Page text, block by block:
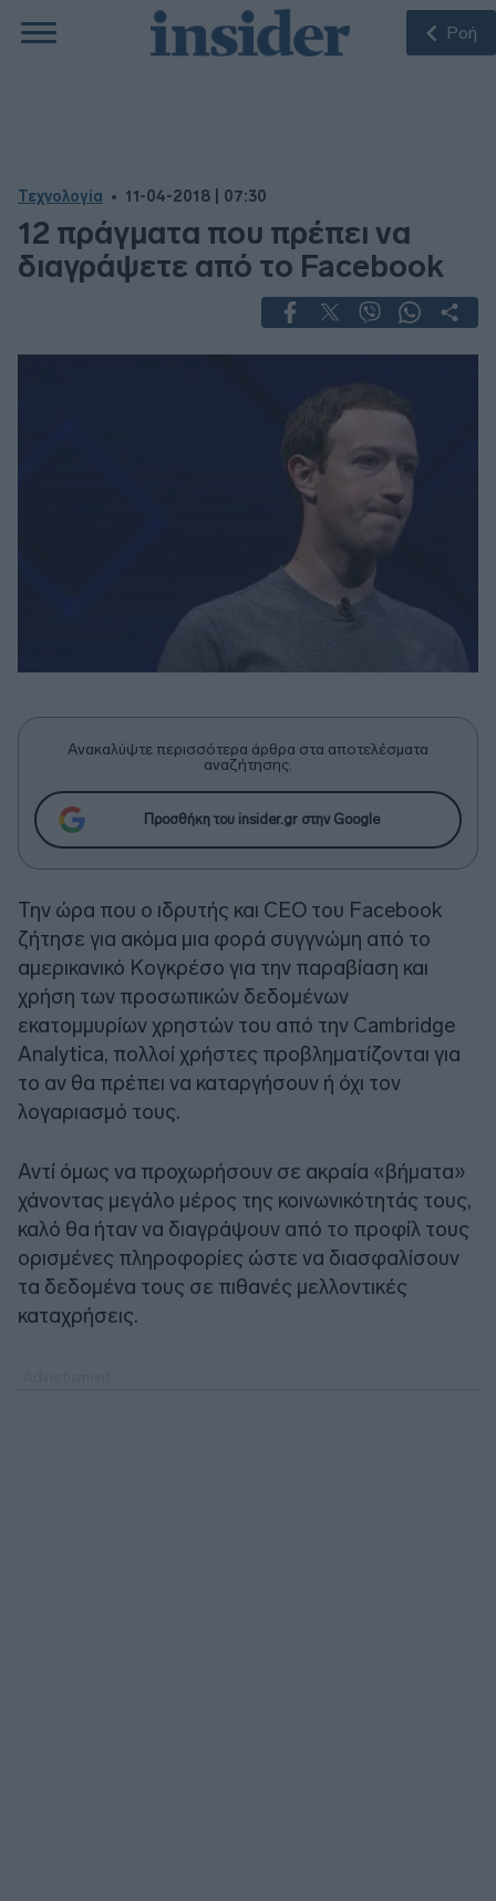
Ροή
Τεχνολογία 11-04-2018 | 07:30
12 πράγματα που πρέπει να
διαγράψετε από το Facebook
Ανακαλύψτε περισσότερα άρθρα στα αποτελέσματα
αναζήτησης.
Προσθήκη του insider.gr στην Google
Την ώρα που ο ιδρυτής και CEO του Facebook
ζήτησε για ακόμα μια φορά συγγνώμη από το
αμερικανικό Κογκρέσο για την παραβίαση και
χρήση των προσωπικών δεδομένων
εκατομμυρίων χρηστών του από την Cambridge
Analytica, πολλοί χρήστες προβληματίζονται για
το αν θα πρέπει να καταργήσουν ή όχι τον
λογαριασμό τους.
Αντί όμως να προχωρήσουν σε ακραία «βήματα»
χάνοντας μεγάλο μέρος της κοινωνικότητάς τους,
καλό θα ήταν να διαγράψουν από το προφίλ τους
ορισμένες πληροφορίες ώστε να διασφαλίσουν
τα δεδομένα τους σε πιθανές μελλοντικές
καταχρήσεις.